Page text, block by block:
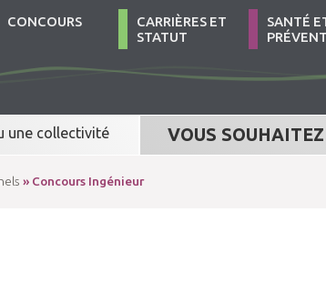
CONCOURS
CARRIÈRES ET
STATUT
SANTÉ
une collectivité VOUS SOUHAITEZ
» Concours Ingénieur